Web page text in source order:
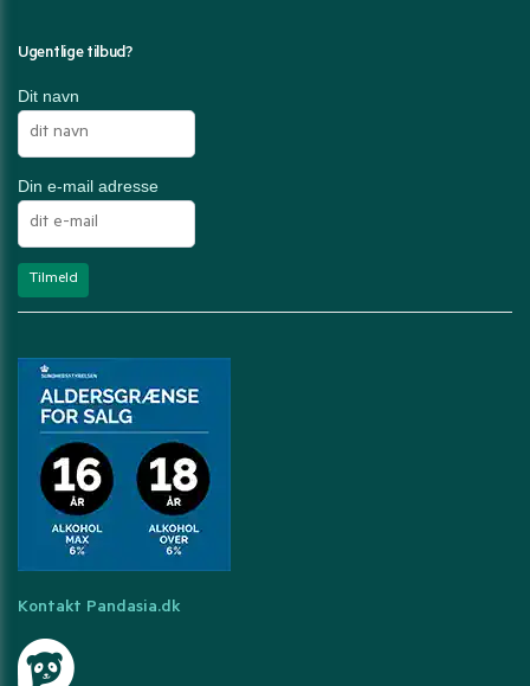
Ugentlige tilbud?
Dit navn
Din e-mail adresse
Kontakt Pandasia.dk